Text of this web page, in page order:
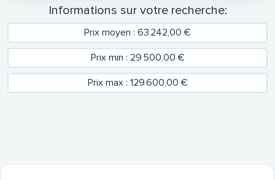
Informations sur votre recherche:
Prix moyen : 63 242,00 €
Prix min : 29 500,00 €
Prix max : 129 600,00 €